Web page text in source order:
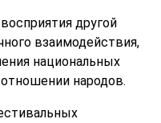
другой
взаимодействия,
национальных
народов.